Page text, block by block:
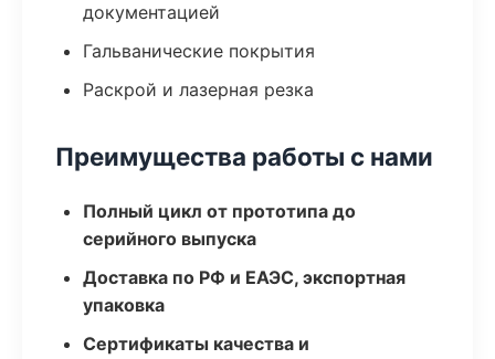
документацией
Гальванические покрытия
Раскрой и лазерная резка
Преимущества работы с нами
Полный цикл от прототипа до
серийного выпуска
Доставка по РФ и ЕАЭС, экспортная
упаковка
Сертификаты качества и